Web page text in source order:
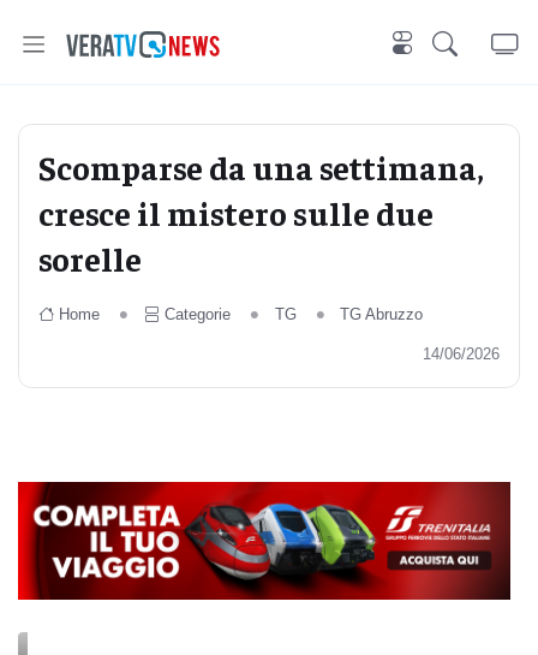
Scomparse da una settimana,
cresce il mistero sulle due
sorelle
Home Categorie TG TG Abruzzo
14/06/2026